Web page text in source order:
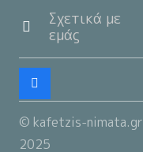
Σχετικά με
εμάς
© kafetzis-nimata.gr
2025